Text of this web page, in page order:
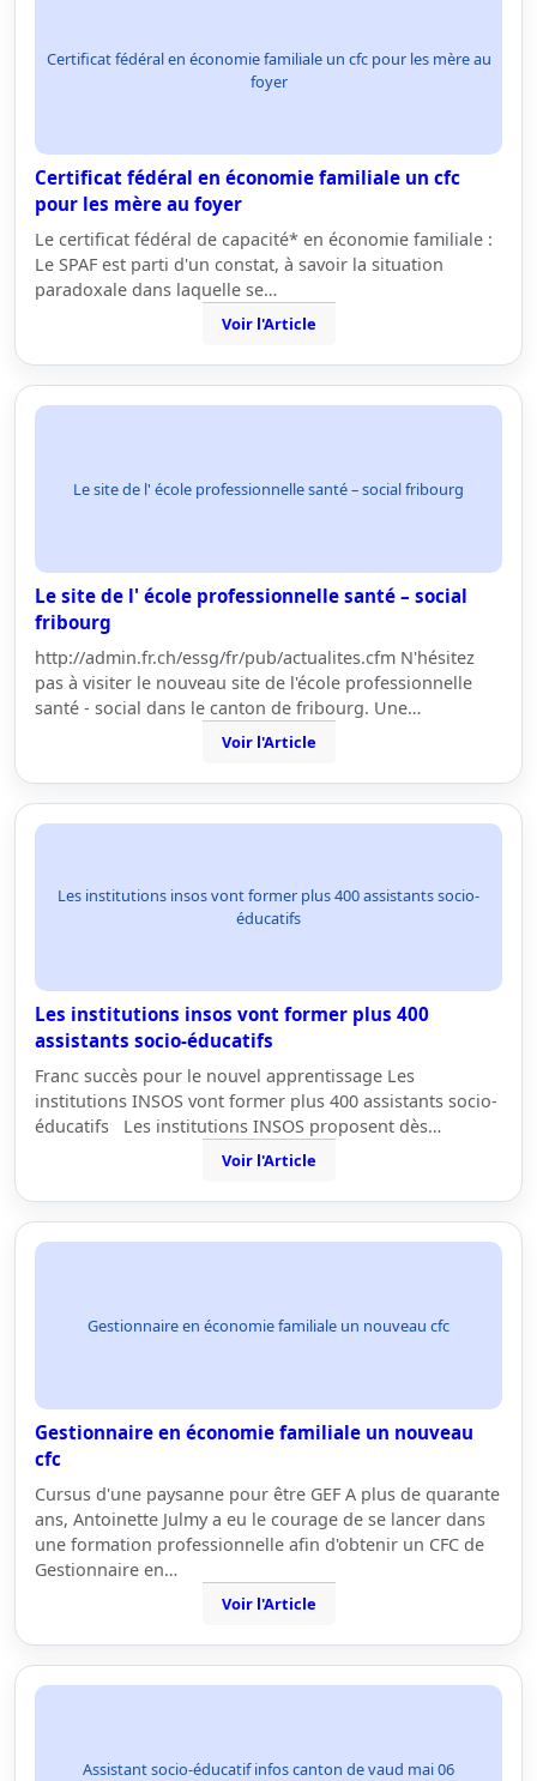
Certificat fédéral en économie familiale un cfc pour les mère au
foyer
Certificat fédéral en économie familiale un cfc
pour les mère au foyer
Le certificat fédéral de capacité* en économie familiale :
Le SPAF est parti d'un constat, à savoir la situation
paradoxale dans laquelle se…
Voir l'Article
Le site de l' école professionnelle santé – social fribourg
Le site de l' école professionnelle santé – social
fribourg
http://admin.fr.ch/essg/fr/pub/actualites.cfm N'hésitez
pas à visiter le nouveau site de l'école professionnelle
santé - social dans le canton de fribourg. Une…
Voir l'Article
Les institutions insos vont former plus 400 assistants socio-
éducatifs
Les institutions insos vont former plus 400
assistants socio-éducatifs
Franc succès pour le nouvel apprentissage Les
institutions INSOS vont former plus 400 assistants socio-
éducatifs Les institutions INSOS proposent dès…
Voir l'Article
Gestionnaire en économie familiale un nouveau cfc
Gestionnaire en économie familiale un nouveau
cfc
Cursus d'une paysanne pour être GEF A plus de quarante
ans, Antoinette Julmy a eu le courage de se lancer dans
une formation professionnelle afin d'obtenir un CFC de
Gestionnaire en…
Voir l'Article
Assistant socio-éducatif infos canton de vaud mai 06